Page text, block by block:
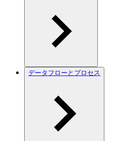
データフローとプロセス